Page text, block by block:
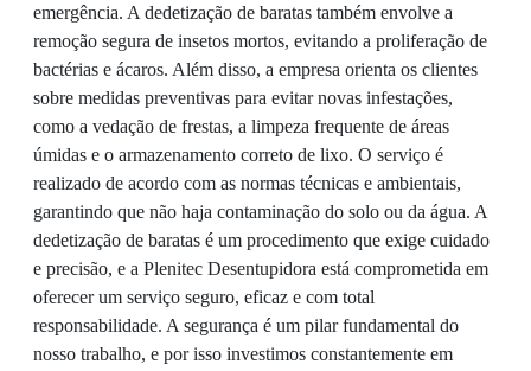
emergência. A dedetização de baratas também envolve a
remoção segura de insetos mortos, evitando a proliferação de
bactérias e ácaros. Além disso, a empresa orienta os clientes
sobre medidas preventivas para evitar novas infestações,
como a vedação de frestas, a limpeza frequente de áreas
úmidas e o armazenamento correto de lixo. O serviço é
realizado de acordo com as normas técnicas e ambientais,
garantindo que não haja contaminação do solo ou da água. A
dedetização de baratas é um procedimento que exige cuidado
e precisão, e a Plenitec Desentupidora está comprometida em
oferecer um serviço seguro, eficaz e com total
responsabilidade. A segurança é um pilar fundamental do
nosso trabalho, e por isso investimos constantemente em